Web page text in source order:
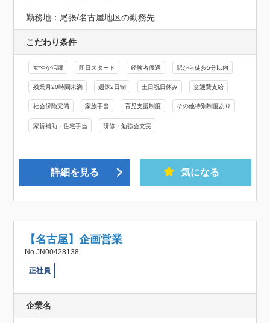
勤務地：尾張/名古屋地区の勤務先
こだわり条件
女性が活躍 即日スタート 経験者優遇 駅から徒歩5分以内
残業月20時間未満 週休2日制 土日祝日休み 交通費支給
社会保険完備 家族手当 育児支援制度 その他特別制度あり
家賃補助・住宅手当 研修・勉強会充実
詳細を見る 気になる
【名古屋】企画営業
No.JN00428138
正社員
企業名